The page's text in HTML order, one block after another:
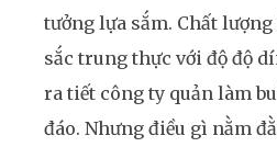
tưởng lựa sắm. Chất
sắc trung thực với độ độ
ra tiết công ty quản làm
đáo. Nhưng điều gì nằm